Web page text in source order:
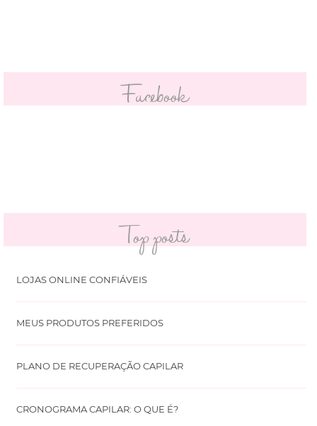
Facebook
Top posts
LOJAS ONLINE CONFIÁVEIS
MEUS PRODUTOS PREFERIDOS
PLANO DE RECUPERAÇÃO CAPILAR
CRONOGRAMA CAPILAR: O QUE É?